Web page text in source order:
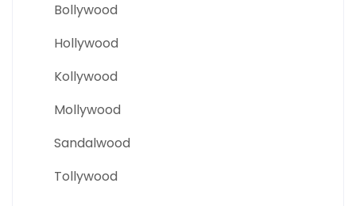
Bollywood
Hollywood
Kollywood
Mollywood
Sandalwood
Tollywood